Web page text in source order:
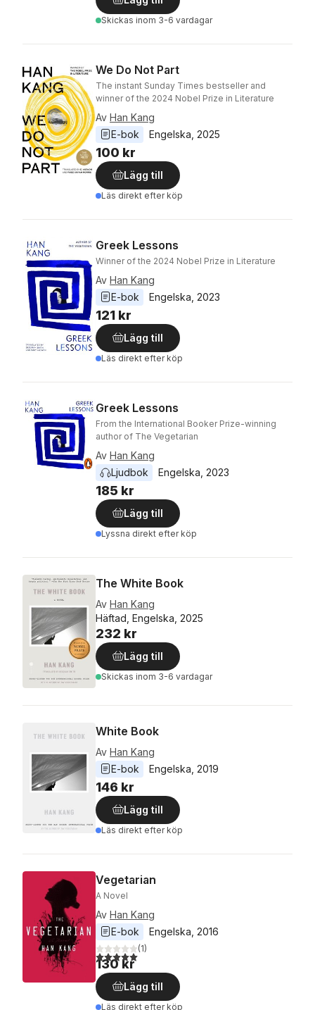
Skickas inom 3-6 vardagar
We Do Not Part
The instant Sunday Times bestseller and
winner of the 2024 Nobel Prize in Literature
Av Han Kang
E-bok
Engelska, 2025
100 kr
Lägg till
Läs direkt efter köp
Greek Lessons
Winner of the 2024 Nobel Prize in Literature
Av Han Kang
E-bok
Engelska, 2023
121 kr
Lägg till
Läs direkt efter köp
Greek Lessons
From the International Booker Prize-winning
author of The Vegetarian
Av Han Kang
Ljudbok
Engelska, 2023
185 kr
Lägg till
Lyssna direkt efter köp
The White Book
Av Han Kang
Häftad, Engelska, 2025
232 kr
Lägg till
Skickas inom 3-6 vardagar
White Book
Av Han Kang
E-bok
Engelska 2019
146 kr
Lägg till
Läs direkt efter köp
Vegetarian
A Novel
Av Han Kang
E-bok
Engelska 2016
5,0utav 5 stjärnor. Totalt antal röster:
(1)
130 kr
Lägg till
Läs direkt efter köp